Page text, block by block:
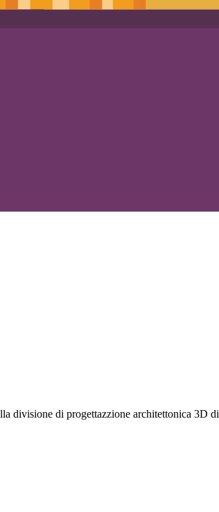
divisione di progettazzione architettonica 3D di